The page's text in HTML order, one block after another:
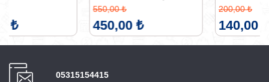
Bıçak Doğrayıcı Rende
05315154415